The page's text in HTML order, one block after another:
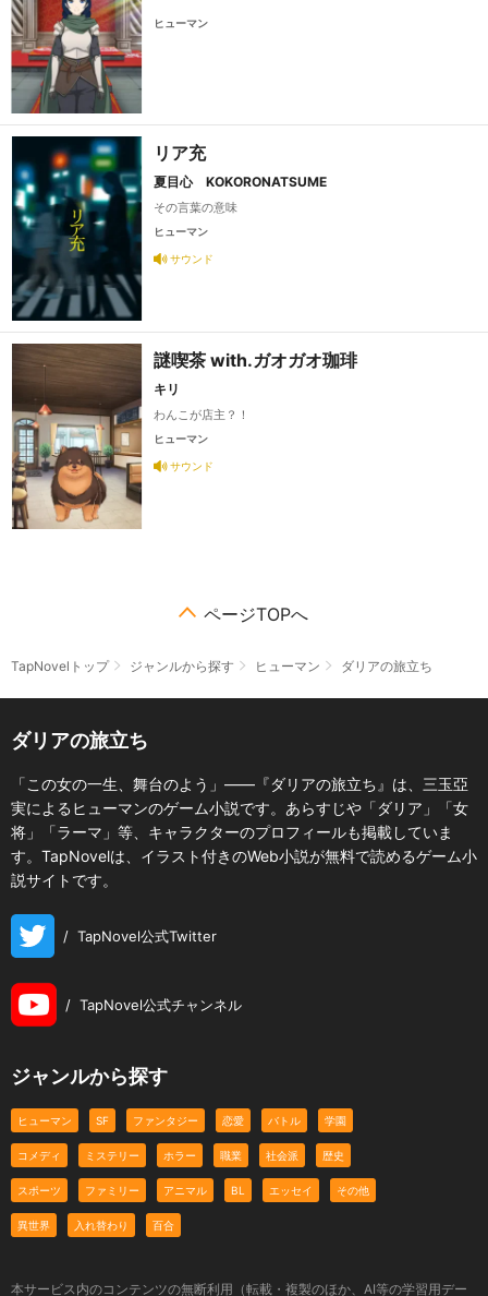
ヒューマン
リア充
夏目心 KOKORONATSUME
その言葉の意味
ヒューマン
サウンド
謎喫茶 with.ガオガオ珈琲
キリ
わんこが店主？！
ヒューマン
サウンド
ページTOPへ
TapNovelトップ ジャンルから探す ヒューマン ダリアの旅立ち
ダリアの旅立ち
「この女の一生、舞台のよう」――『ダリアの旅立ち』は、三玉亞
実によるヒューマンのゲーム小説です。あらすじや「ダリア」「女
将」「ラーマ」等、キャラクターのプロフィールも掲載していま
す。TapNovelは、イラスト付きのWeb小説が無料で読めるゲーム小
説サイトです。
/ TapNovel公式Twitter
/ TapNovel公式チャンネル
ジャンルから探す
ヒューマン SF ファンタジー 恋愛 バトル 学園
コメディ ミステリー ホラー 職業 社会派 歴史
スポーツ ファミリー アニマル BL エッセイ その他
異世界 入れ替わり 百合
本サービス内のコンテンツの無断利用（転載・複製のほか、AI等の学習用デー